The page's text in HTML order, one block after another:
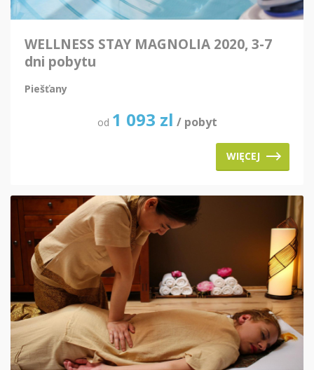
WELLNESS STAY MAGNOLIA 2020, 3-7
dni pobytu
Piešťany
od 1 093 zl / pobyt
WIĘCEJ